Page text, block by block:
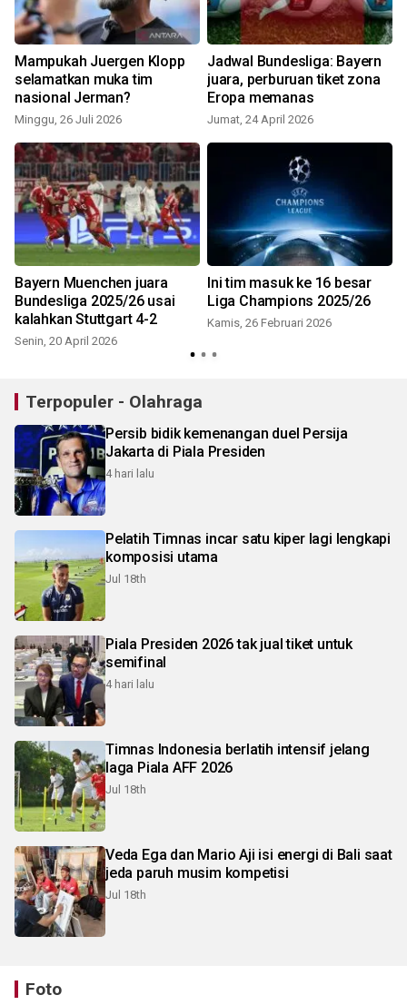
Mampukah Juergen Klopp
selamatkan muka tim
nasional Jerman?
Minggu, 26 Juli 2026
Jadwal Bundesliga: Bayern
juara, perburuan tiket zona
Eropa memanas
Jumat, 24 April 2026
Bayern Muenchen juara
Bundesliga 2025/26 usai
kalahkan Stuttgart 4-2
Senin, 20 April 2026
Ini tim masuk ke 16 besar
Liga Champions 2025/26
Kamis, 26 Februari 2026
Terpopuler - Olahraga
Persib bidik kemenangan duel Persija
Jakarta di Piala Presiden
4 hari lalu
Pelatih Timnas incar satu kiper lagi lengkapi
komposisi utama
Jul 18th
Piala Presiden 2026 tak jual tiket untuk
semifinal
4 hari lalu
Timnas Indonesia berlatih intensif jelang
laga Piala AFF 2026
Jul 18th
Veda Ega dan Mario Aji isi energi di Bali saat
jeda paruh musim kompetisi
Jul 18th
Foto